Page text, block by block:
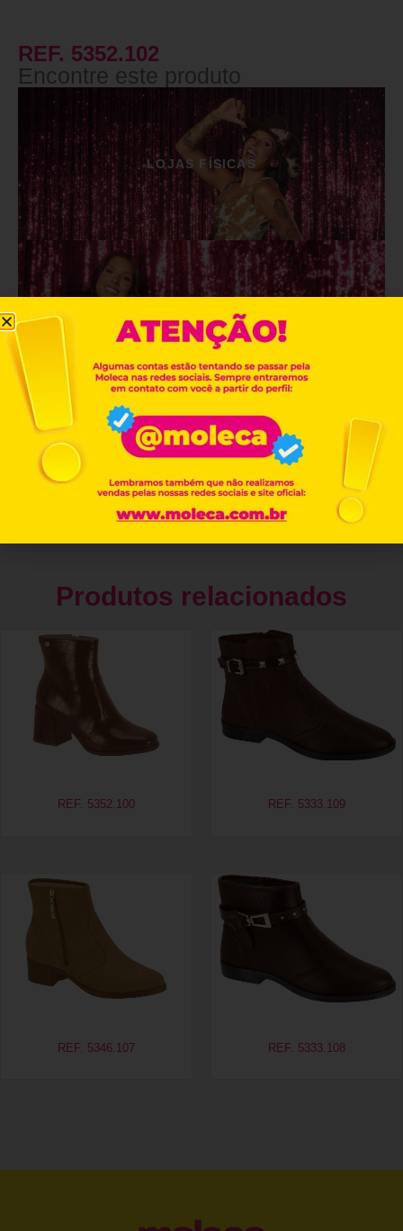
REF. 5352.102
Encontre este produto
LOJAS FÍSICAS
LOJAS ONLINE
Produtos relacionados
REF. 5352.100 REF. 5333.109
REF. 5346.107 REF. 5333.108